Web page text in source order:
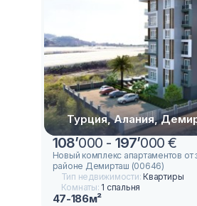
Турция, Алания,
108’000 - 197’000 €
Новый комплекс апартаментов от
районе Демирташ (00646)
Тип недвижимости:Квартиры
Комнаты: 1 спальня
47-186м²